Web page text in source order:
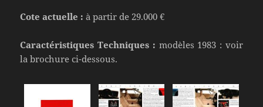
Cote actuelle :à partir de 29.000 €
Caractéristiques Techniques : modèles 1983 : voir
la brochure ci-dessous.